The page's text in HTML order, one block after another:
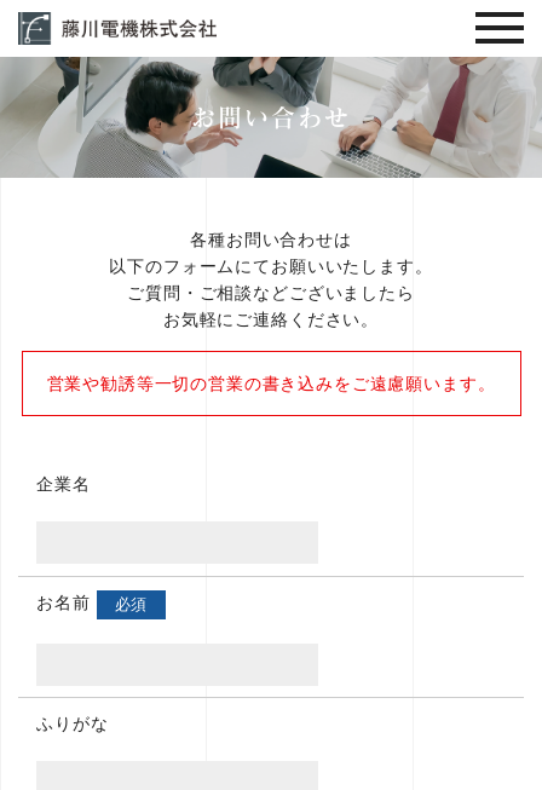
お問い合わせ
各種お問い合わせは
以下のフォームにてお願いいたします。
ご質問・ご相談などございましたら
お気軽にご連絡ください。
営業や勧誘等一切の営業の書き込みをご遠慮願います。
企業名
お名前 必須
ふりがな